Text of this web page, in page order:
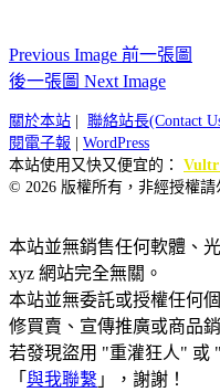
Previous Image 前一張圖
後一張圖 Next Image
關於本站 聯絡站長(Contact
閱電子報
WordPress
本站使用又快又便宜的： Vultr
© 2026 版權所有，非經授權請
本站並無銷售任何軟體、
xyz 網站完全無關。
本站並無委託或授權任何
修買賣、宣傳推廣或商品
若發現盜用 "重灌狂人" 或
「 與我聯繫 」，謝謝！